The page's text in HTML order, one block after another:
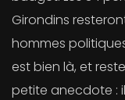
Girondins
hommes
est bien là, et
petite anecdote :